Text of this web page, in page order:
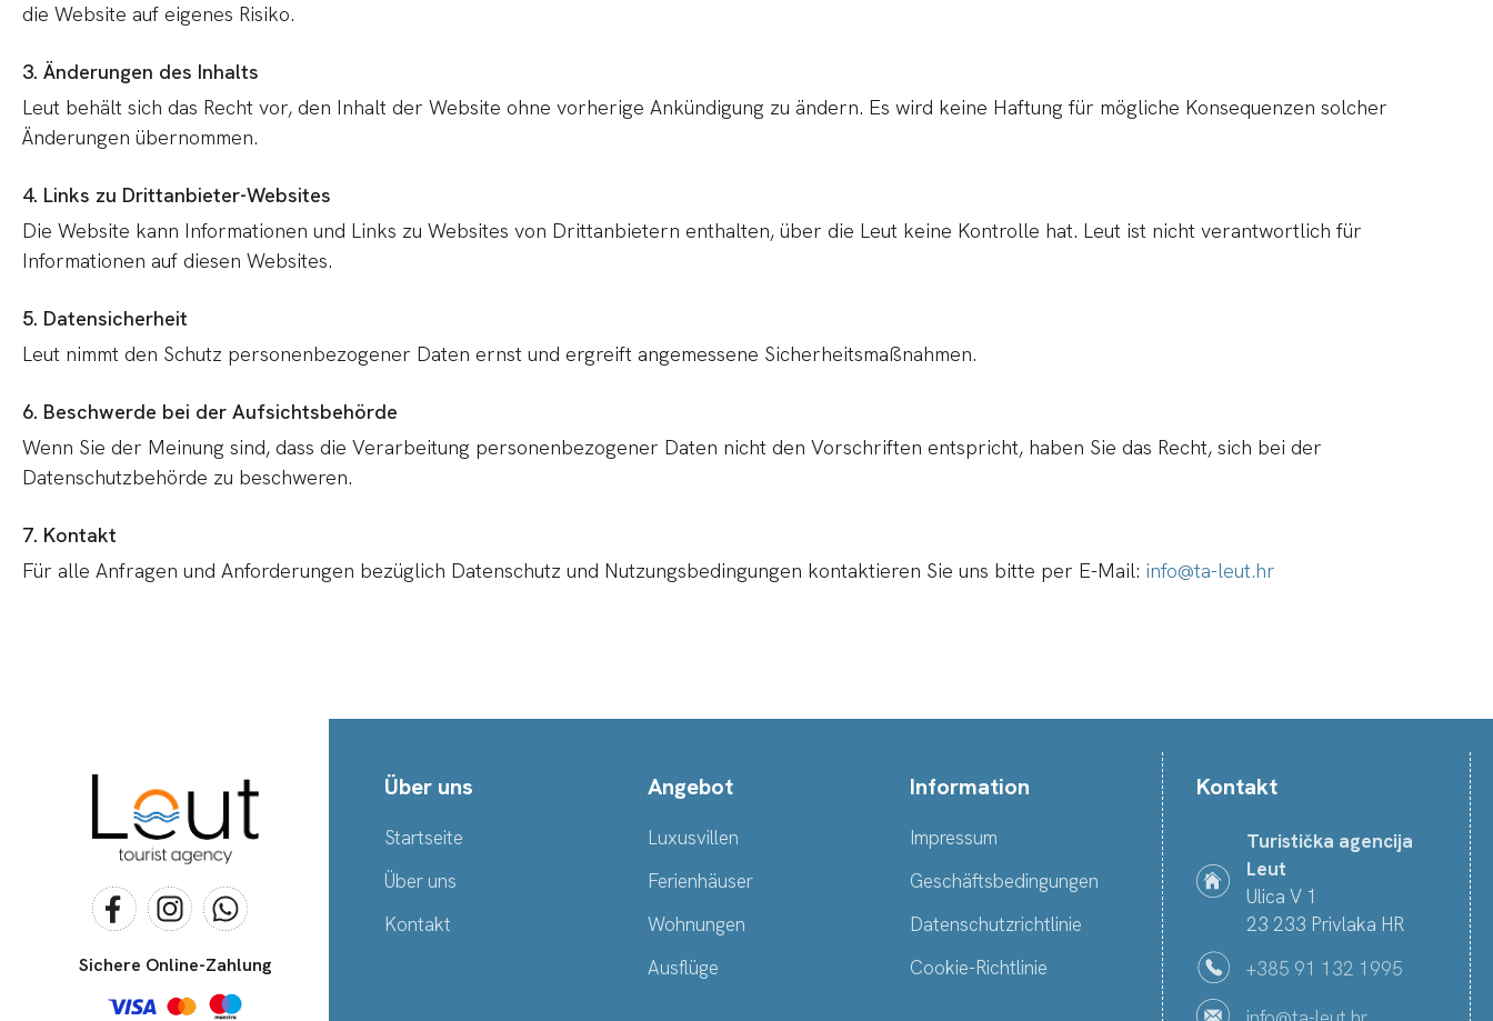
die Website auf eigenes Risiko.
3. Änderungen des Inhalts
Leut behält sich das Recht vor, den Inhalt der Website ohne vorherige Ankündigung zu ändern. Es wird keine Haftung für mögliche Konsequenzen solcher
Änderungen übernommen.
4. Links zu Drittanbieter-Websites
Die Website kann Informationen und Links zu Websites von Drittanbietern enthalten, über die Leut keine Kontrolle hat. Leut ist nicht verantwortlich für
Informationen auf diesen Websites.
5. Datensicherheit
Leut nimmt den Schutz personenbezogener Daten ernst und ergreift angemessene Sicherheitsmaßnahmen.
6. Beschwerde bei der Aufsichtsbehörde
Wenn Sie der Meinung sind, dass die Verarbeitung personenbezogener Daten nicht den Vorschriften entspricht, haben Sie das Recht, sich bei der
Datenschutzbehörde zu beschweren.
7. Kontakt
Für alle Anfragen und Anforderungen bezüglich Datenschutz und Nutzungsbedingungen kontaktieren Sie uns bitte per E-Mail: info@ta-leut.hr
Sichere Online-Zahlung
Über uns
Startseite
Über uns
Kontakt
Angebot
Luxusvillen
Ferienhäuser
Wohnungen
Ausflüge
Information
Impressum
Geschäftsbedingungen
Datenschutzrichtlinie
Cookie-Richtlinie
Kontakt
Turistička agencija
Leut
Ulica V 1
23 233 Privlaka HR
+385 91 132 1995